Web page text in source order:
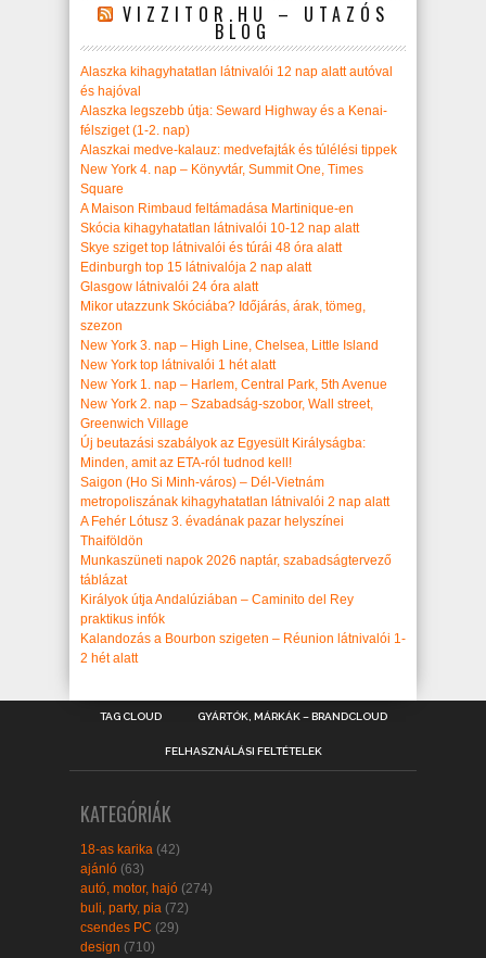
VIZZITOR.HU – UTAZÓS
BLOG
Alaszka kihagyhatatlan látnivalói 12 nap alatt autóval
és hajóval
Alaszka legszebb útja: Seward Highway és a Kenai-
félsziget (1-2. nap)
Alaszkai medve-kalauz: medvefajták és túlélési tippek
New York 4. nap – Könyvtár, Summit One, Times
Square
A Maison Rimbaud feltámadása Martinique-en
Skócia kihagyhatatlan látnivalói 10-12 nap alatt
Skye sziget top látnivalói és túrái 48 óra alatt
Edinburgh top 15 látnivalója 2 nap alatt
Glasgow látnivalói 24 óra alatt
Mikor utazzunk Skóciába? Időjárás, árak, tömeg,
szezon
New York 3. nap – High Line, Chelsea, Little Island
New York top látnivalói 1 hét alatt
New York 1. nap – Harlem, Central Park, 5th Avenue
New York 2. nap – Szabadság-szobor, Wall street,
Greenwich Village
Új beutazási szabályok az Egyesült Királyságba:
Minden, amit az ETA-ról tudnod kell!
Saigon (Ho Si Minh-város) – Dél-Vietnám
metropoliszának kihagyhatatlan látnivalói 2 nap alatt
A Fehér Lótusz 3. évadának pazar helyszínei
Thaiföldön
Munkaszüneti napok 2026 naptár, szabadságtervező
táblázat
Királyok útja Andalúziában – Caminito del Rey
praktikus infók
Kalandozás a Bourbon szigeten – Réunion látnivalói 1-
2 hét alatt
TAG CLOUD GYÁRTÓK, MÁRKÁK – BRANDCLOUD
FELHASZNÁLÁSI FELTÉTELEK
KATEGÓRIÁK
18-as karika (42)
ajánló (63)
autó, motor, hajó (274)
buli, party, pia (72)
csendes PC (29)
design (710)